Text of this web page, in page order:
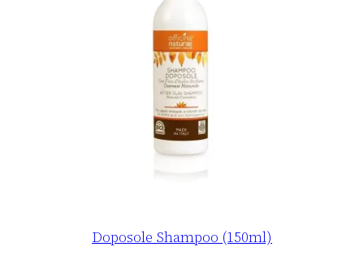
Doposole Shampoo (150ml)